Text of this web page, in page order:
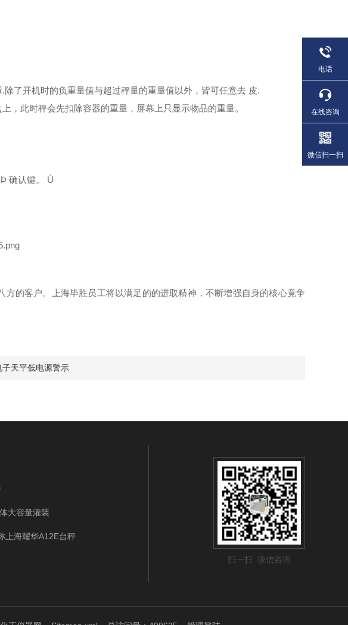
了开机时的负重量值与超过秤量的重量值以外，皆可任意去 皮.
，此时秤会先扣除容器的重量，屏幕上只显示物品的重量。
确认键。 Ù
方的客户。上海毕胜员工将以满足的的进取精神，不断增强自身的核心竟争
子天平低电源警示
大容量灌装
上海耀华A12E台秤
扫一扫 微信咨询
电话
在线咨询
微信扫一扫